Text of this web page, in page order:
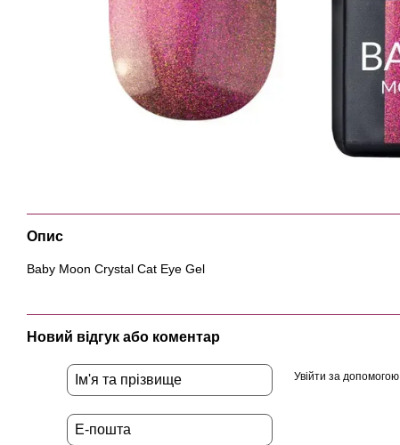
Опис
Baby Moon Crystal Cat Eye Gel
Новий відгук або коментар
Увійти за допомогою